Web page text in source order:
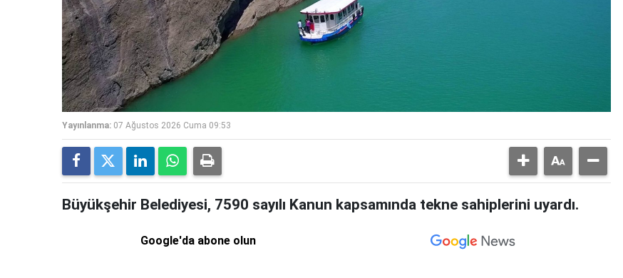
Yayınlanma: 07 Ağustos 2026 Cuma 09:53
Büyükşehir Belediyesi, 7590 sayılı Kanun kapsamında tekne sahiplerini uyardı.
Google'da abone olun